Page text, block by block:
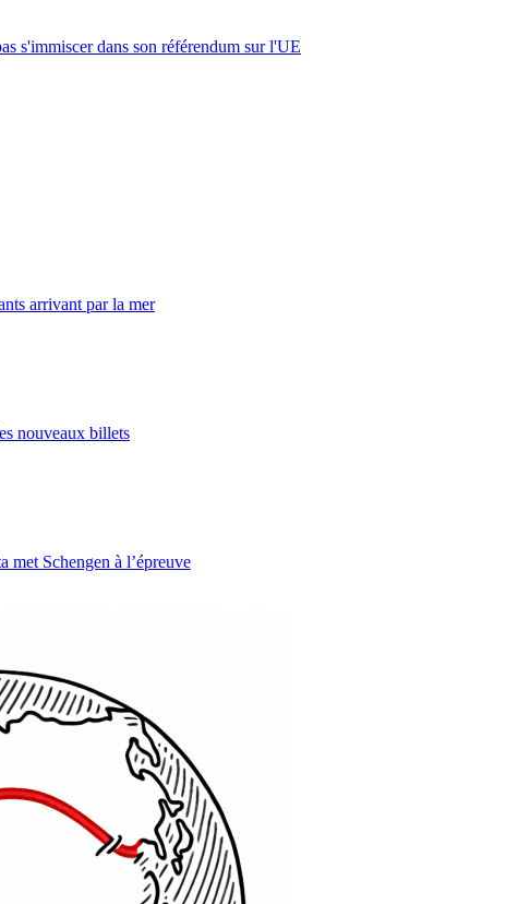
s'immiscer dans son référendum sur l'UE
arrivant par la mer
nouveaux billets
met Schengen à l’épreuve